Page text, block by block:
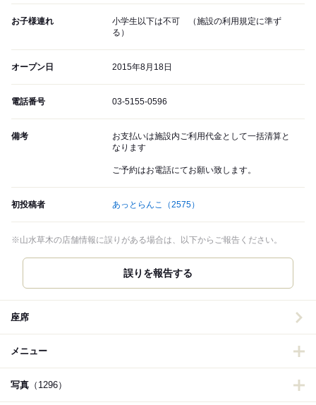
お子様連れ
小学生以下は不可 （施設の利用規定に準ず
る）
オープン日 2015年8月18日
電話番号 03-5155-0596
備考
お支払いは施設内ご利用代金として一括清算と
なります
ご予約はお電話にてお願い致します。
初投稿者 あっとらんこ （2575）
※山水草木の店舗情報に誤りがある場合は、以下からご報告ください。
誤りを報告する
座席
メニュー
写真 （1296）